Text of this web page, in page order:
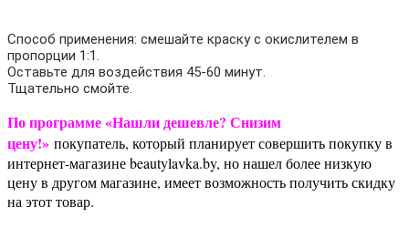
Способ применения: смешайте краску с окислителем в
пропорции 1:1.
Оставьте для воздействия 45-60 минут.
Тщательно смойте.
По программе «Нашли дешевле? Снизим
цену!» покупатель, который планирует совершить покупку в
интернет-магазине beautylavka.by, но нашел более низкую
цену в другом магазине, имеет возможность получить скидку
на этот товар.